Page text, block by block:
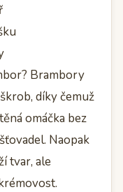
Brambory
díky čemuž
omáčka bez
Naopak
tvar, ale